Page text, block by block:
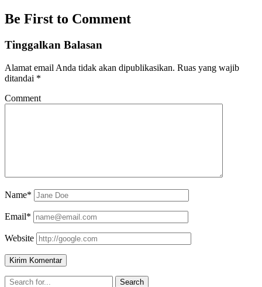
Be First to Comment
Tinggalkan Balasan
Alamat email Anda tidak akan dipublikasikan. Ruas yang wajib
ditandai *
Comment
Name*
Email*
Website